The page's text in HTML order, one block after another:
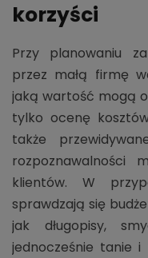
korzyści
Przy planowaniu
przez małą firmę
jaką wartość mogą
tylko ocenę
także
rozpoznawalności
klientów. W
sprawdzają się
jak długopisy,
jednocześnie tanie